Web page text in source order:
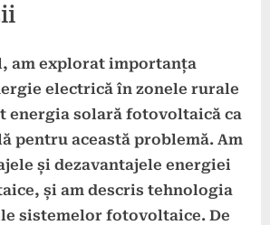
am explorat importanța
electrică în zonele rurale
energia solară fotovoltaică ca
pentru această problemă. Am
și dezavantajele energiei
și am descris tehnologia
sistemelor fotovoltaice. De